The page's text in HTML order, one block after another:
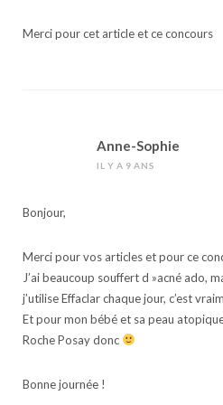
Merci pour cet article et ce concours
Anne-Sophie
IL Y A 9 ANS
Bonjour,
Merci pour vos articles et pour ce
J’ai beaucoup souffert d »acné ado,
j’utilise Effaclar chaque jour, c’est
Et pour mon bébé et sa peau
Roche Posay donc
Bonne journée !